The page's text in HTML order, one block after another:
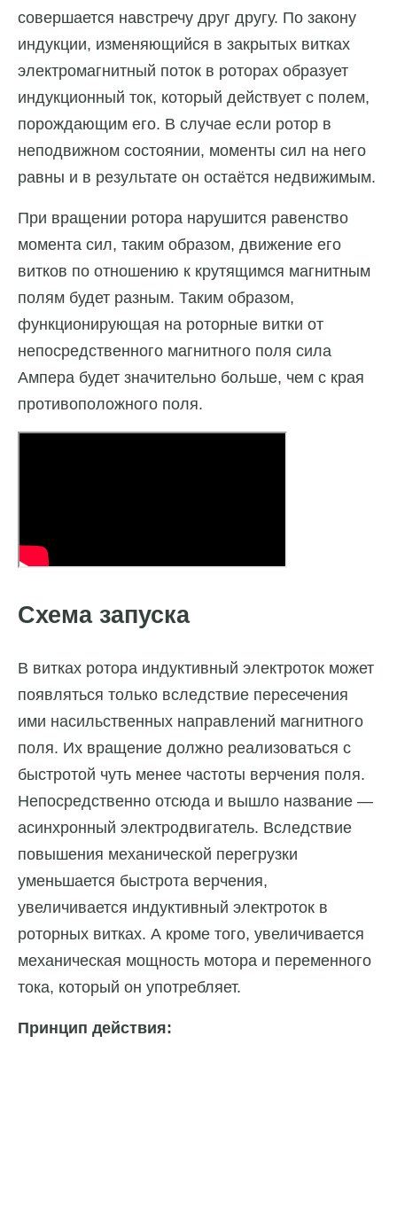
совершается навстречу друг другу. По закону
индукции, изменяющийся в закрытых витках
электромагнитный поток в роторах образует
индукционный ток, который действует с полем,
порождающим его. В случае если ротор в
неподвижном состоянии, моменты сил на него
равны и в результате он остаётся недвижимым.
При вращении ротора нарушится равенство
момента сил, таким образом, движение его
витков по отношению к крутящимся магнитным
полям будет разным. Таким образом,
функционирующая на роторные витки от
непосредственного магнитного поля сила
Ампера будет значительно больше, чем с края
противоположного поля.
Схема запуска
В витках ротора индуктивный электроток может
появляться только вследствие пересечения
ими насильственных направлений магнитного
поля. Их вращение должно реализоваться с
быстротой чуть менее частоты верчения поля.
Непосредственно отсюда и вышло название —
асинхронный электродвигатель. Вследствие
повышения механической перегрузки
уменьшается быстрота верчения,
увеличивается индуктивный электроток в
роторных витках. А кроме того, увеличивается
механическая мощность мотора и переменного
тока, который он употребляет.
Принцип действия: